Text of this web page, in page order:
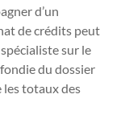
d’un
de crédits peut
sur le
du dossier
les totaux des